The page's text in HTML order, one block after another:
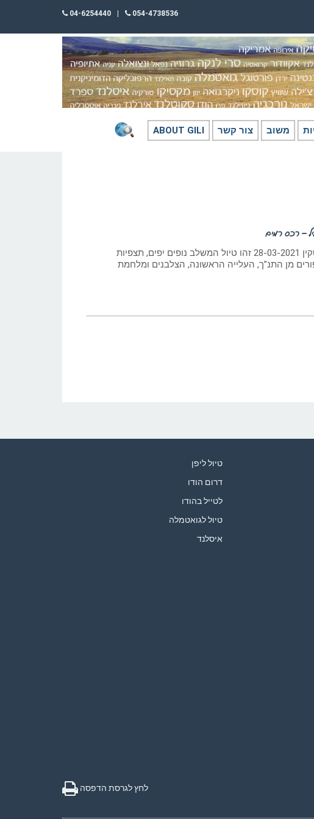
054-4738536
04-6254440
משוב צור קשר ABOUT GILI
– רכס רמים
כתב: גילי חסקין 28-03-2021 זהו טיול המשלב נופים יפים, תצפיות
מן התנ”ך, העלייה הראשונה, הצלבנים ומלחמת
טיול ליפן
דרום הודו
לטייל בהודו
טיול לגואטמלה
איסלנד
לחץ לגרסת הדפסה